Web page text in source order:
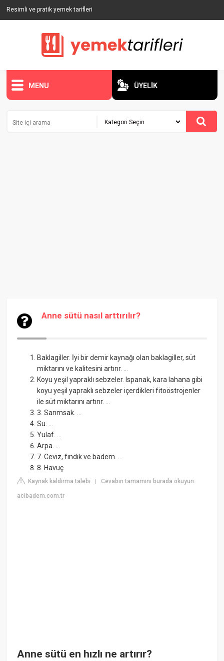
Resimli ve pratik yemek tarifleri
MENU ÜYELİK
Anne sütü nasıl arttırılır?
Baklagiller. İyi bir demir kaynağı olan baklagiller, süt
miktarını ve kalitesini artırır. ...
Koyu yeşil yapraklı sebzeler. Ispanak, kara lahana gibi
koyu yeşil yapraklı sebzeler içerdikleri fitoöstrojenler
ile süt miktarını artırır. ...
3. Sarımsak. ...
Su. ...
Yulaf. ...
Arpa. ...
7. Ceviz, fındık ve badem. ...
8. Havuç
Kaynak kaldırma talebi |Cevabın tamamını burada okuyun:
acibadem.com.tr
Anne sütü en hızlı ne artırır?